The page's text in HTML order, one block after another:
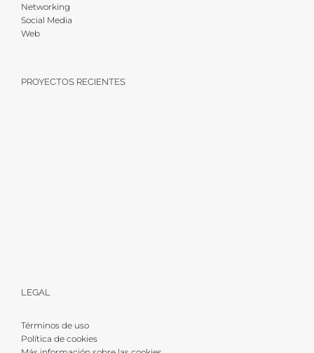
Networking
Social Media
Web
PROYECTOS RECIENTES
LEGAL
Términos de uso
Política de cookies